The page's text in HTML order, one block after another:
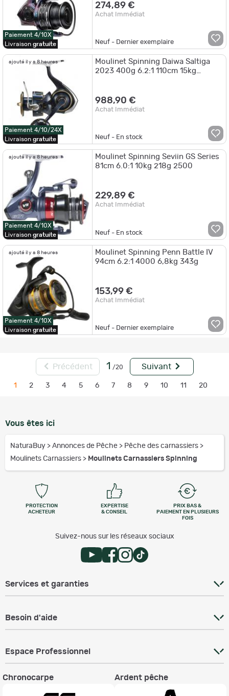
Paiement 4/10X
Livraison gratuite
274,89 €
Achat Immédiat
Neuf - Dernier exemplaire
ajouté il y a 8 heures
Paiement 4/10/24X
Livraison gratuite
Moulinet Spinning Daiwa Saltiga
2023 400g 6.2:1 110cm 15kg
988,90 €
Achat Immédiat
Neuf - En stock
ajouté il y a 8 heures
Paiement 4/10X
Livraison gratuite
Moulinet Spinning Seviin GS Series
81cm 6.0:1 10kg 218g 2500
229,89 €
Achat Immédiat
Neuf - En stock
ajouté il y a 8 heures
Paiement 4/10X
Livraison gratuite
Moulinet Spinning Penn Battle IV
94cm 6.2:1 4000 6,8kg 343g
153,99 €
Achat Immédiat
Neuf - Dernier exemplaire
Précédent 1 /20 Suivant
1 2 3 4 5 6 7 8 9 10 11 20
Vous êtes ici
NaturaBuy > Annonces de Pêche > Pêche des carnassiers >
Moulinets Carnassiers > Moulinets Carnassiers Spinning
PROTECTION
ACHETEUR
EXPERTISE
& CONSEIL
PRIX BAS &
PAIEMENT EN PLUSIEURS
FOIS
Suivez-nous sur les réseaux sociaux
Services et garanties
Besoin d'aide
Espace Professionnel
Chronocarpe Ardent pêche